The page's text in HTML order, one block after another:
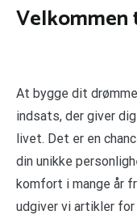
Velkommen
At bygge dit
indsats, der giver
livet. Det er en
din unikke
komfort i mange år
udgiver vi artikler